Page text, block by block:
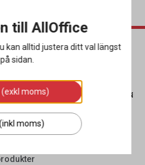
Toppark(19) Wellpapp &
FILTRERA
till AllOffice
kan alltid justera ditt val längst
sidan.
(exkl moms)
moms)